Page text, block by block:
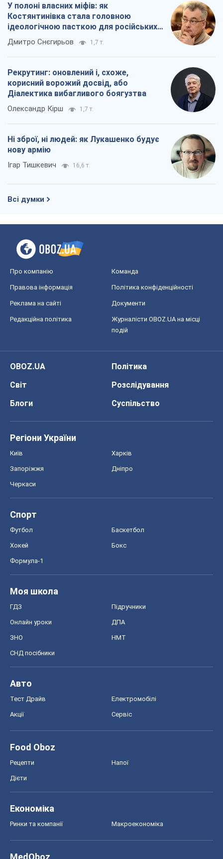
У полоні власних міфів: як
Костянтинівка стала головною
ідеологічною пасткою для російських
окупантів
Дмитро Снєгирьов 1,7 т.
Рекрутинг: оновлений і, схоже,
корисний ворожий досвід, або
Діалектика вибагливого боягузтва
Олександр Кірш 1,7 т.
Ні зброї, ні людей: як Лукашенко будує
нову армію
Ігар Тишкевич 16,6 т.
Всі думки
Про компанію Команда
Правова інформація Політика конфіденційності
Реклама на сайті Документи
Редакційна політика
Журналісти OBOZ.UA на місці
подій
OBOZ.UA
Політика
Світ
Розслідування
Блоги
Суспільство
Регіони України
Київ Харків
Запоріжжя Дніпро
Черкаси
Спорт
Футбол Баскетбол
Хокей Бокс
Формула-1
Моя школа
ГДЗ Підручники
Онлайн уроки ДПА
ЗНО НМТ
СНД посібники
Авто
Тест Драйв Електромобілі
Акції Сервіс
Food Oboz
Рецепти Напої
Дієти
Економіка
Ринки та компанії Макроекономіка
MedOboz